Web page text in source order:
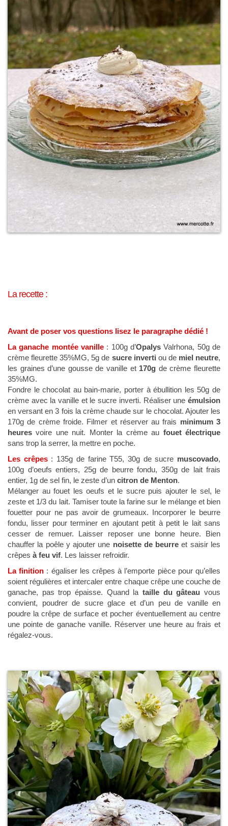
La recette :
Avant de poser vos questions lisez le paragraphe dédié !
La ganache montée vanille : 100g d’Opalys Valrhona, 50g de
crème fleurette 35%MG, 5g de sucre inverti ou de miel neutre,
les graines d’une gousse de vanille et 170g de crème fleurette
35%MG.
Fondre le chocolat au bain-marie, porter à ébullition les 50g de
crème avec la vanille et le sucre inverti. Réaliser une émulsion
en versant en 3 fois la crème chaude sur le chocolat. Ajouter les
170g de crème froide. Filmer et réserver au frais minimum 3
heures voire une nuit. Monter la crème au fouet électrique
sans trop la serrer, la mettre en poche.
Les crêpes : 135g de farine T55, 30g de sucre muscovado,
100g d’oeufs entiers, 25g de beurre fondu, 350g de lait frais
entier, 1g de sel fin, le zeste d’un citron de Menton.
Mélanger au fouet les oeufs et le sucre puis ajouter le sel, le
zeste et 1/3 du lait. Tamiser toute la farine sur le mélange et bien
fouetter pour ne pas avoir de grumeaux. Incorporer le beurre
fondu, lisser pour terminer en ajoutant petit à petit le lait sans
cesser de remuer. Laisser reposer une bonne heure. Bien
chauffer la poêle y ajouter une noisette de beurre et saisir les
crêpes à feu vif. Les laisser refroidir.
La finition : égaliser les crêpes à l’emporte pièce pour qu’elles
soient régulières et intercaler entre chaque crêpe une couche de
ganache, pas trop épaisse. Quand la taille du gâteau vous
convient, poudrer de sucre glace et d’un peu de vanille en
poudre la crêpe de surface et pocher éventuellement au centre
une pointe de ganache vanille. Réserver une heure au frais et
régalez-vous.